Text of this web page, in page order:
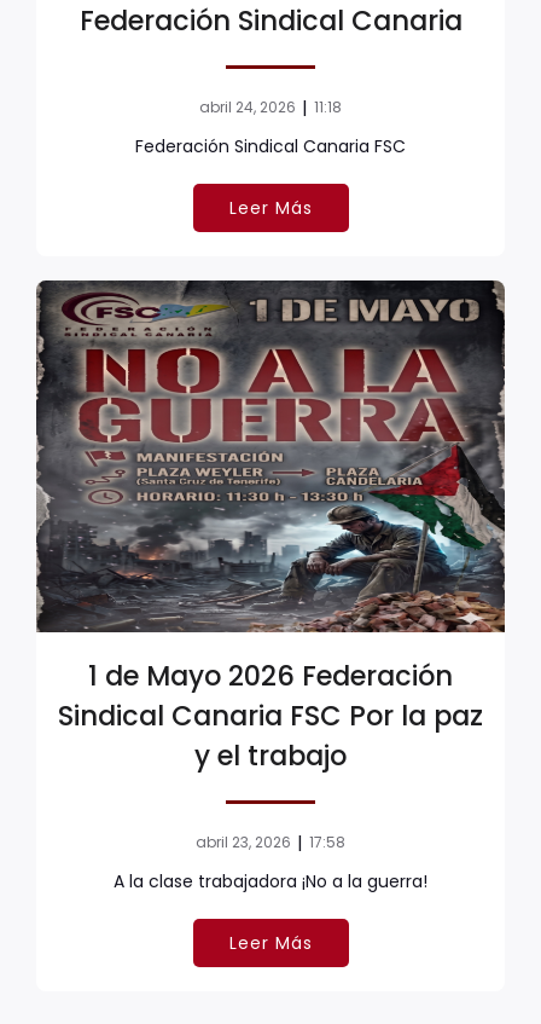
Federación Sindical Canaria
abril 24, 2026 | 11:18
Federación Sindical Canaria FSC
Leer Más
1 de Mayo 2026 Federación
Sindical Canaria FSC Por la paz
y el trabajo
abril 23, 2026 | 17:58
A la clase trabajadora ¡No a la guerra!
Leer Más